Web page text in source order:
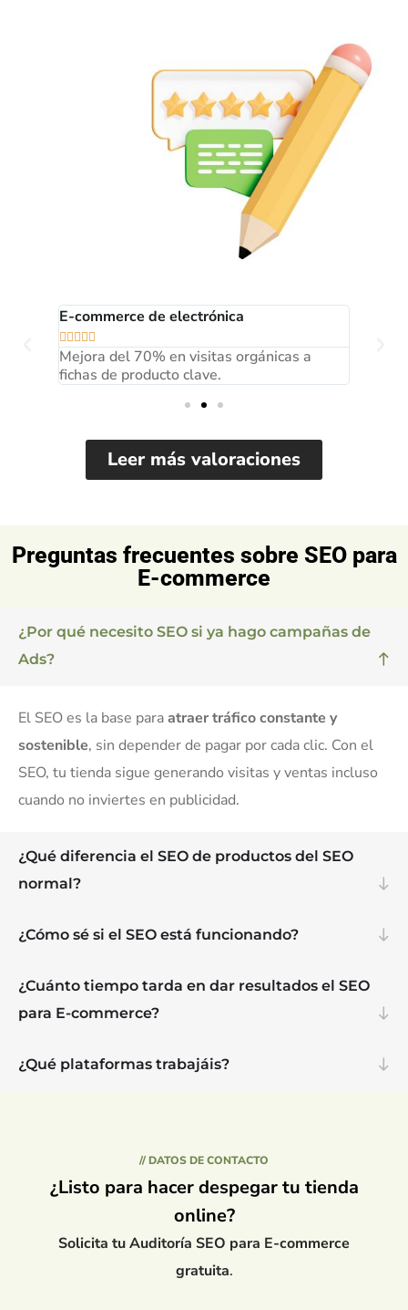
E-commerce de electrónica
    
Mejora del 70% en visitas orgánicas a
fichas de producto clave.
Leer más valoraciones
Preguntas frecuentes sobre SEO para
E-commerce
¿Por qué necesito SEO si ya hago campañas de
Ads?
El SEO es la base paraatraer tráfico constante y
sostenible, sin depender de pagar por cada clic. Con el
SEO, tu tienda sigue generando visitas y ventas incluso
cuando no inviertes en publicidad.
¿Qué diferencia el SEO de productos del SEO
normal?
¿Cómo sé si el SEO está funcionando?
¿Cuánto tiempo tarda en dar resultados el SEO
para E-commerce?
¿Qué plataformas trabajáis?
// DATOS DE CONTACTO
¿Listo para hacer despegar tu tienda
online?
Solicita tu Auditoría SEO para E-commerce
gratuita.